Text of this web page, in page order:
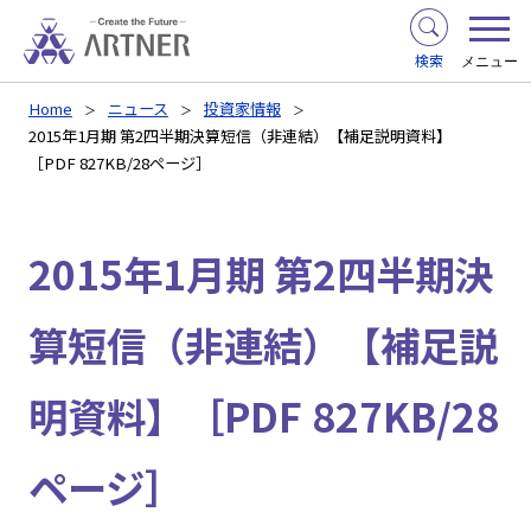
検索 メニュー
Home ニュース
投資家情報
2015年1月期 第2四半期決算短信（非連結）【補足説明資料】
［PDF 827KB/28ページ］
2015年1月期 第2四半期決
算短信（非連結）【補足説
明資料】［PDF 827KB/28
ページ］